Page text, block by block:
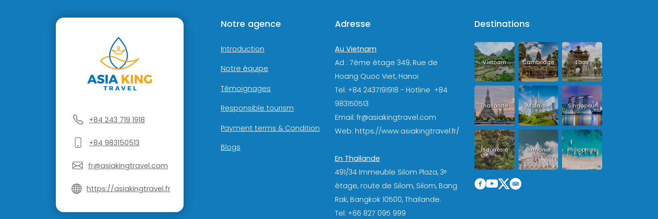
+84 243 719 1918
+84 983150513
fr@asiakingtravel.com
https://asiakingtravel.fr
Notre agence
Introduction
Notre équipe
Témoignages
Responsible tourism
Payment terms & Condition
Blogs
Adresse
Au Vietnam
Ad : 7ème étage 349, Rue de
Hoang Quoc Viet, Hanoi
Tel: +84 2437191918 - Hotline +84
983150513
Email: fr@asiakingtravel.com
Web: https://www.asiakingtravel.fr/
En Thailande
491/34 Immeuble Silom Plaza, 3ᵉ
étage, route de Silom, Silom, Bang
Rak, Bangkok 10500, Thaïlande.
Tel: +66 827 095 999
Destinations
Vietnam Cambodge Laos
Thailande Malaisie Singapour
Indonésie Birmanie Philippines